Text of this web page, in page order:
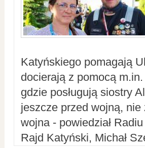
Katyńskiego pomagają
docierają z pomocą
gdzie posługują siostry
jeszcze przed wojną, nie
wojna - powiedział
Rajd Katyński, Michał